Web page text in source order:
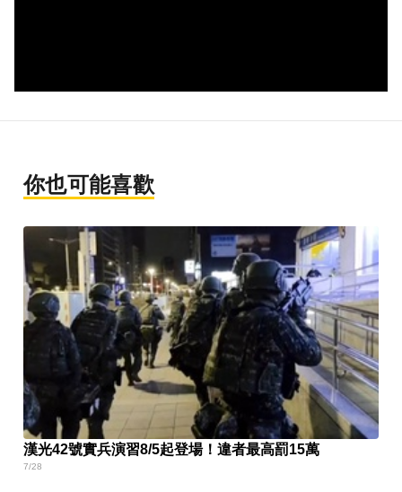
你也可能喜歡
漢光42號實兵演習8/5起登場！違者最高罰15萬
7/28